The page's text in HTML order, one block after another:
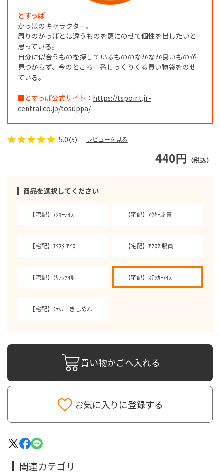
440円 （税込）
商品を選択してください
【宅配】ｱｸｷｰｱｲｽ 【宅配】ｱｸｷｰ駅員
【宅配】ｱｸｽﾀ ｱｲｽ 【宅配】ｱｸｽﾀ 駅員
【宅配】ｸﾘｱﾌｧｲﾙ 【宅配】ｽﾃｯｶｰｱｲｽ
【宅配】ｽﾃｯｶｰ きしめん
とすっぱ
かっぱのキャラクター。
周りのかっぱとは違うものを頭にのせて個性を出したいと
思っている。
自分に似合うものを探しているもののなかなか良いものが
見つからず、今のところ一番しっくりくる買い物袋をのせ
ている。
■とすっぱ公式サイト ： https://tspoint.jr-
central.co.jp/tosuppa/
5.0（5） レビューを見る
買い物かごへ入れる
お気に入りに登録する
関連カテゴリ